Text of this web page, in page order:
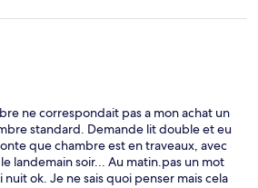
ne correspondait pas a mon achat un
standard. Demande lit double et eu
que chambre est en traveaux, avec
landemain soir... Au matin.pas un mot
ok. Je ne sais quoi penser mais cela